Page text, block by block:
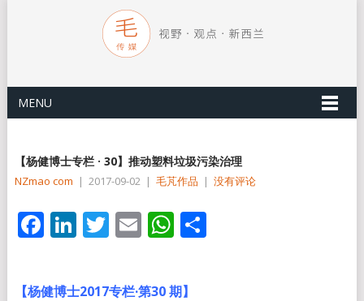
MENU
【杨健博士专栏 · 30】推动塑料垃圾污染治理
NZmao com | 2017-09-02 | 毛芃作品 | 没有评论
Facebook
LinkedIn
Twitter
EmailWhatsApp
分
【杨健博士2017专栏·第30 期】